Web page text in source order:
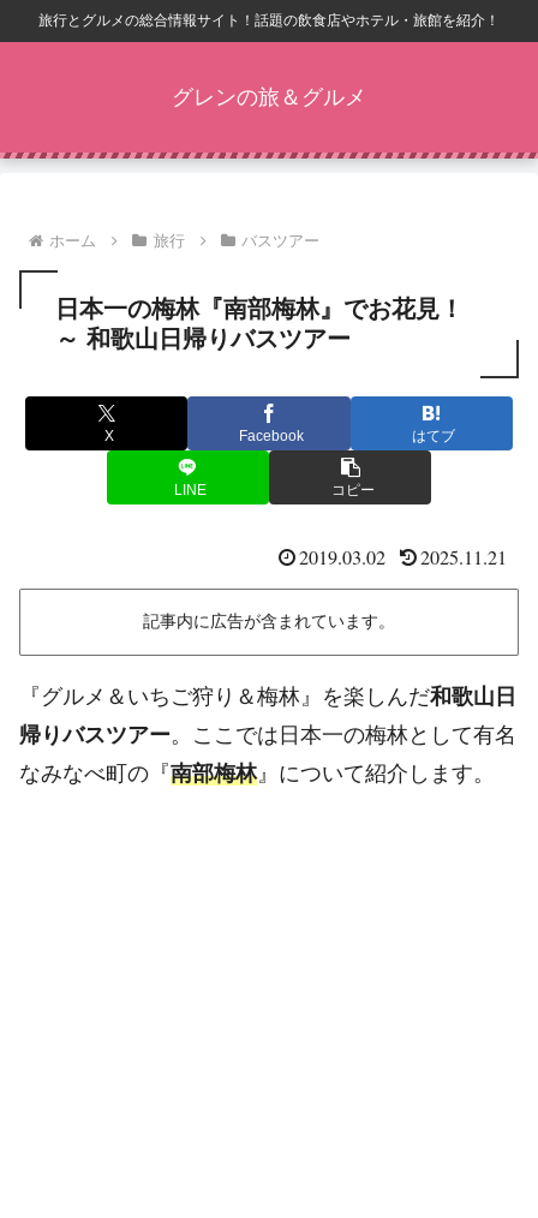
旅行とグルメの総合情報サイト！話題の飲食店やホテル・旅館を紹介！
グレンの旅＆グルメ
ホーム 旅行 バスツアー
日本一の梅林『南部梅林』でお花見！
～ 和歌山日帰りバスツアー
X Facebook はてブ
LINE コピー
2019.03.02 2025.11.21
記事内に広告が含まれています。
『グルメ＆いちご狩り＆梅林』を楽しんだ和歌山日
帰りバスツアー。ここでは日本一の梅林として有名
なみなべ町の『南部梅林』について紹介します。